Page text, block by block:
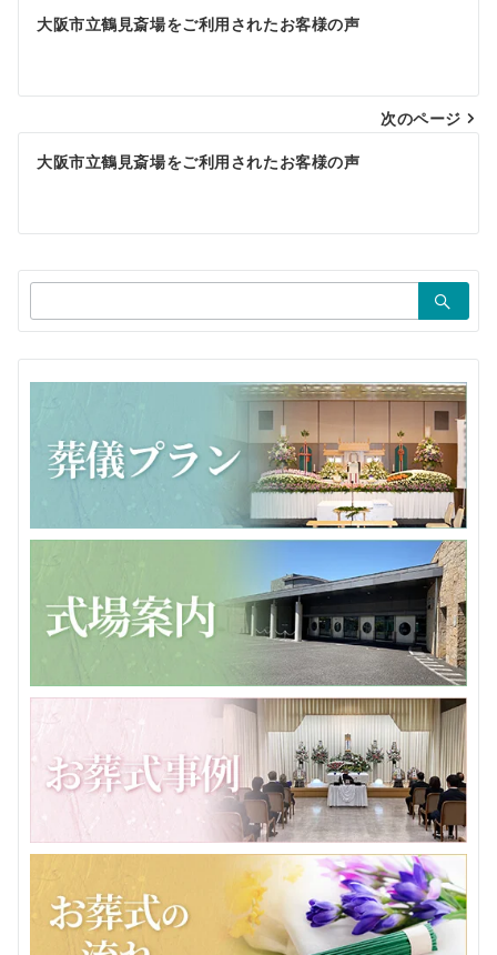
投
ナ
ビ
ゲ
シ
ョ
ン
大阪市立鶴見斎場をご利用されたお客様の声
次のページ
大阪市立鶴見斎場をご利用されたお客様の声
索：